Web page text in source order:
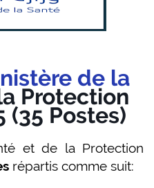
de la
Protection
(35 Postes)
et de la Protection
répartis comme suit: